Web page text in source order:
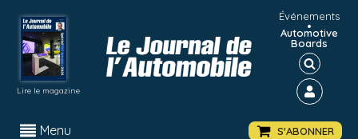
Lire le magazine
Événements
•
Automotive
Boards
Menu S'ABONNER